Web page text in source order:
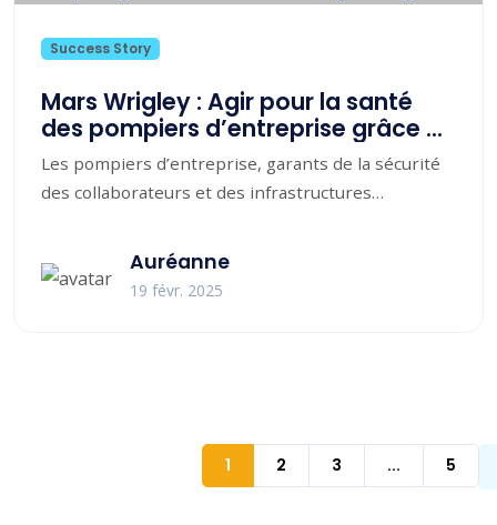
Success Story
Mars Wrigley : Agir pour la santé
des pompiers d’entreprise grâce à
MOTEN Technologies
Les pompiers d’entreprise, garants de la sécurité
des collaborateurs et des infrastructures
Auréanne
19 févr. 2025
1 2 3 ... 5